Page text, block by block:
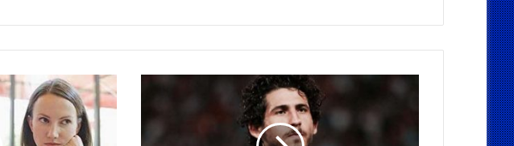
مدافع
الأهلي
عن
علامات
تدل
أن
خطيبك